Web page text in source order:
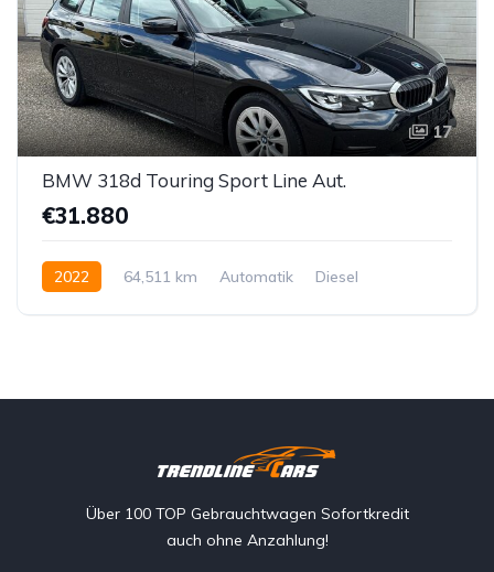
17
BMW 318d Touring Sport Line Aut.
€31.880
2022 64,511 km Automatik
Diesel
Über 100 TOP Gebrauchtwagen Sofortkredit
auch ohne Anzahlung!